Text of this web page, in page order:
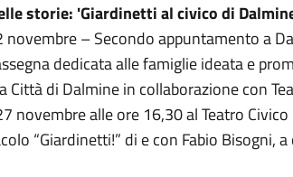
storie: 'Giardinetti al civico di
novembre – Secondo appuntamento a
dedicata alle famiglie ideata e
Città di Dalmine in collaborazione con
novembre alle ore 16,30 al Teatro
“Giardinetti!” di e con Fabio Bisogni,